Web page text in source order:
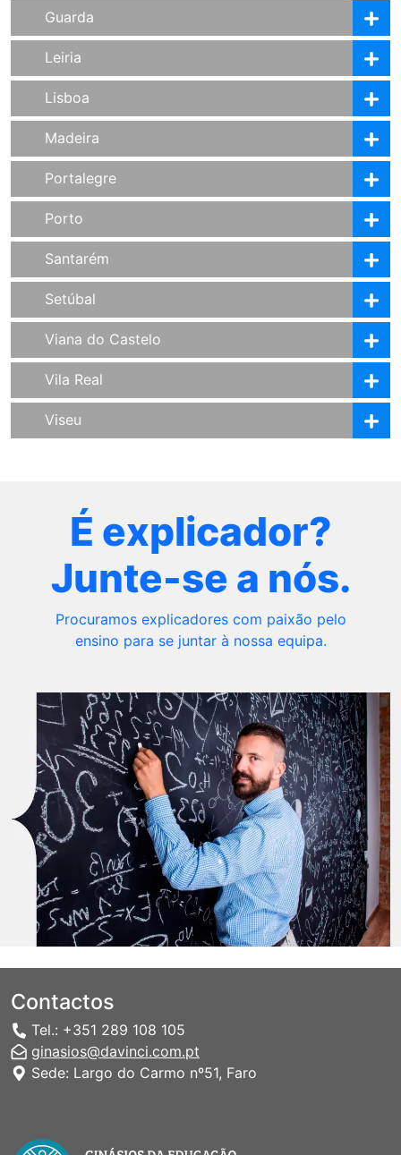
Guarda
Leiria
Lisboa
Madeira
Portalegre
Porto
Santarém
Setúbal
Viana do Castelo
Vila Real
Viseu
É explicador?
Junte-se a nós.
Procuramos explicadores com paixão pelo
ensino para se juntar à nossa equipa.
Contactos
Tel.: +351 289 108 105
ginasios@davinci.com.pt
Sede: Largo do Carmo nº51, Faro